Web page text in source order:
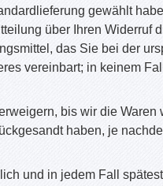
gewählt
über Ihren Widerruf
das Sie bei der
vereinbart; in keinem
bis wir die
haben, je
und in jedem Fall